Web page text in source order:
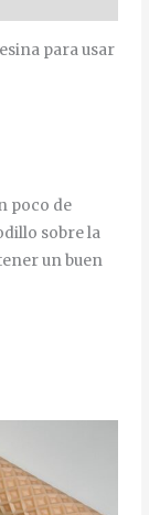
para usar
poco de
sobre la
un buen